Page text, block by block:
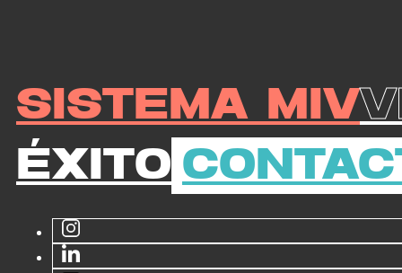
Sistema MIV
Éxito